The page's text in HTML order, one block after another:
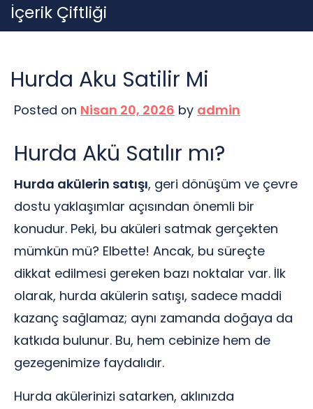
Skip
to
İçerik Çiftliği
Hurda Aku Satilir Mi
Posted on Nisan 20, 2026 by admin
Hurda Akü Satılır mı?
Hurda akülerin satışı, geri dönüşüm ve çevre
dostu yaklaşımlar açısından önemli bir
konudur. Peki, bu aküleri satmak gerçekten
mümkün mü? Elbette! Ancak, bu süreçte
dikkat edilmesi gereken bazı noktalar var. İlk
olarak, hurda akülerin satışı, sadece maddi
kazanç sağlamaz; aynı zamanda doğaya da
katkıda bulunur. Bu, hem cebinize hem de
gezegenimize faydalıdır.
Hurda akülerinizi satarken, aklınızda